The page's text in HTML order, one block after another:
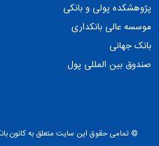
پژوهشکده پولی و بانکی
موسسه عالی بانکداری
بانک جهانی
صندوق بین المللی پول
© تمامی حقوق این سایت متعلق به کانون